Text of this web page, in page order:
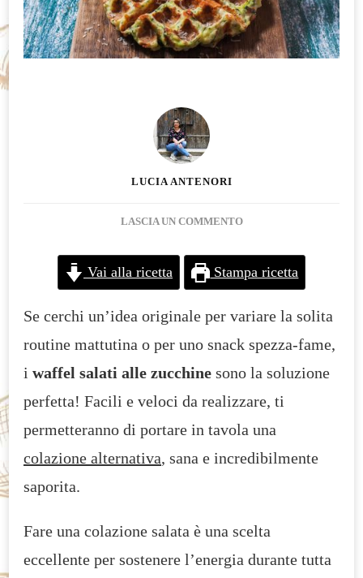
LUCIA ANTENORI
LASCIA UN COMMENTOSU
SALATI
ALLE
PER
COLAZIONE
SANA
Vai alla ricetta Stampa ricetta
Se cerchi un’idea originale per variare la solita
routine mattutina o per uno snack spezza-fame,
i waffel salati alle zucchine sono la soluzione
perfetta! Facili e veloci da realizzare, ti
permetteranno di portare in tavola una
colazione alternativa, sana e incredibilmente
saporita.
Fare una colazione salata è una scelta
eccellente per sostenere l’energia durante tutta